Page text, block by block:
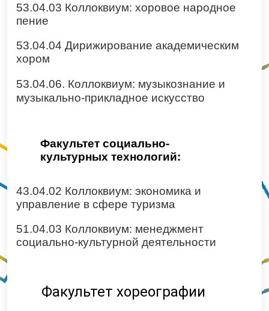
53.04.03 Коллоквиум: хоровое народное
пение
53.04.04 Дирижирование академическим
хором
53.04.06. Коллоквиум: музыкознание и
музыкально-прикладное искусство
Факультет социально-
культурных технологий:
43.04.02 Коллоквиум: экономика и
управление в сфере туризма
51.04.03 Коллоквиум: менеджмент
социально-культурной деятельности
Факультет хореографии